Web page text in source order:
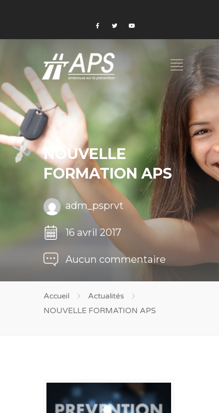
NOUVELLE
FORMATION APS
adm_psprvt
16 avril 2017
Aucun commentaire
Accueil
Actualités
NOUVELLE FORMATION APS